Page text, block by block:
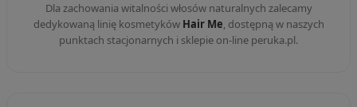
Dla zachowania witalności włosów naturalnych zalecamy
dedykowaną linię kosmetyków Hair Me, dostępną w naszych
punktach stacjonarnych i sklepie on-line peruka.pl.